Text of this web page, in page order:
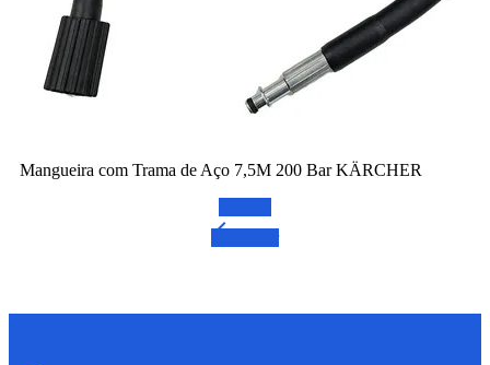
Mangueira com Trama de Aço 7,5M 200 Bar KÄRCHER
arrow_back